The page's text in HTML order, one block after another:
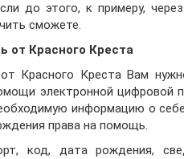
до этого, к примеру,
сможете.
от Красного Креста
Красного Креста Вам
электронной цифровой
информацию о
права на помощь.
код, дата рождения,